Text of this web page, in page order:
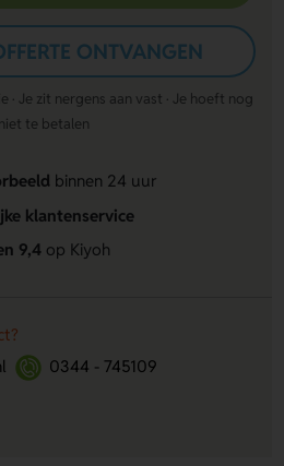
ONTVANGEN
· Je zit nergens aan vast · Je hoeft nog
niet te betalen
binnen 24 uur
klantenservice
9,4op Kiyoh
0344 - 745109